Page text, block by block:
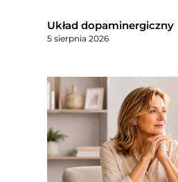
Układ dopaminergiczny
5 sierpnia 2026